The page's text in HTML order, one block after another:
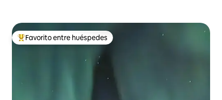
Favorito entre huéspedes preferido
Favorito entre huéspedes